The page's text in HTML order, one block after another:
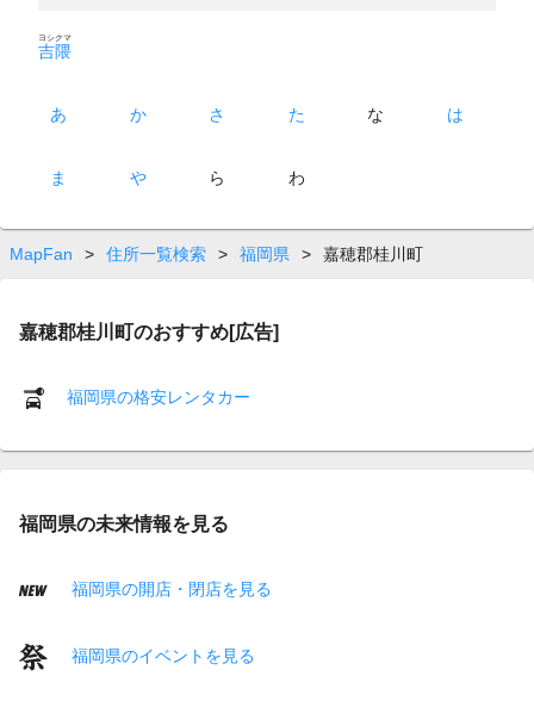
吉隈
ヨシクマ
あ か さ た な は
ま や ら わ
MapFan > 住所一覧検索 > 福岡県 > 嘉穂郡桂川町
嘉穂郡桂川町のおすすめ[広告]
福岡県の格安レンタカー
福岡県の未来情報を見る
福岡県の開店・閉店を見る
福岡県のイベントを見る